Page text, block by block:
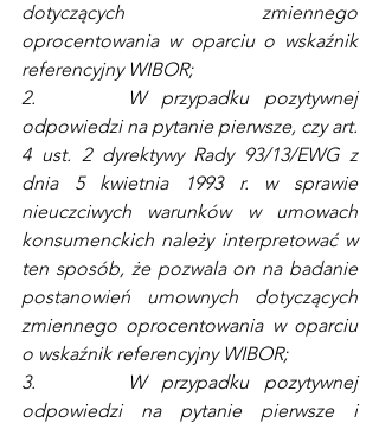
dotyczących zmiennego
oprocentowania w oparciu o wskaźnik
referencyjny WIBOR;
2.      W przypadku pozytywnej
odpowiedzi na pytanie pierwsze, czy art.
4 ust. 2 dyrektywy Rady 93/13/EWG z
dnia 5 kwietnia 1993 r. w sprawie
nieuczciwych warunków w umowach
konsumenckich należy interpretować w
ten sposób, że pozwala on na badanie
postanowień umownych dotyczących
zmiennego oprocentowania w oparciu
o wskaźnik referencyjny WIBOR;
3.      W przypadku pozytywnej
odpowiedzi na pytanie pierwsze i